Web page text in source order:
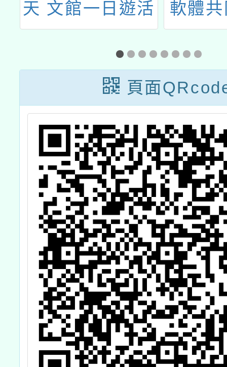
天 文館一日遊活
動
軟體
約採
關推
頁面